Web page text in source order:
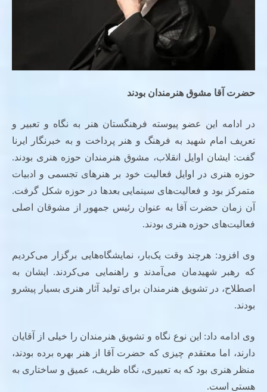
حضرت آقا مشوق هنرمندان بودند
در ادامه این عضو پیوسته فرهنگستان هنر به نگاه و تعبیر و
تعریف امام شهید به فرهنگ و هنر پرداخت و به خبرنگار ایرنا
گفت: ایشان اوایل انقلاب، مشوق هنرمندان حوزه هنری بودند.
حوزه هنری در اوایل فعالیت خود بر هنرهای تجسمی و ادبیات
متمرکز بود و فعالیت‌های سینمایی بعدها در حوزه شکل گرفت.
آن زمان حضرت آقا به عنوان رئیس جمهور از مشوقان اصلی
فعالیت‌های حوزه هنری بودند.
وی افزود: هرچند وقت یک‌بار، نمایشگاه‌هایی برگزار می‌کردیم
که رهبر شهیدمان می‌آمدند و راهنمایی می‌کردند. ایشان به
اصطلاح، در تشویق هنرمندان برای تولید آثار هنری بسیار پیشرو
بودند.
وی ادامه داد: این نوع نگاه و تشویق هنرمندان را خیلی از آقایان
دارند، اما معتقدم چیزی که حضرت آقا از هنر بهره برده بودند،
منظر هنری بود که به تعبیری، نگاه ظریف، عمیق و ساختاری به
هستی است.